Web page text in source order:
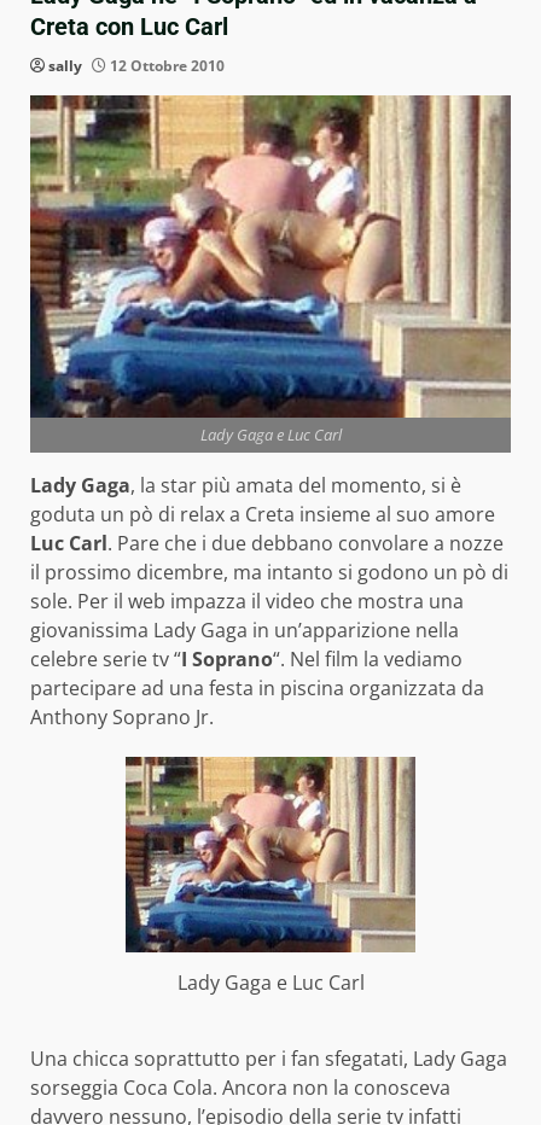
Creta con Luc Carl
sally 12 Ottobre 2010
Lady Gaga e Luc Carl
Lady Gaga, la star più amata del momento, si è
goduta un pò di relax a Creta insieme al suo amore
Luc Carl. Pare che i due debbano convolare a nozze
il prossimo dicembre, ma intanto si godono un pò di
sole. Per il web impazza il video che mostra una
giovanissima Lady Gaga in un’apparizione nella
celebre serie tv “I Soprano“. Nel film la vediamo
partecipare ad una festa in piscina organizzata da
Anthony Soprano Jr.
Lady Gaga e Luc Carl
Una chicca soprattutto per i fan sfegatati, Lady Gaga
sorseggia Coca Cola. Ancora non la conosceva
davvero nessuno, l’episodio della serie tv infatti